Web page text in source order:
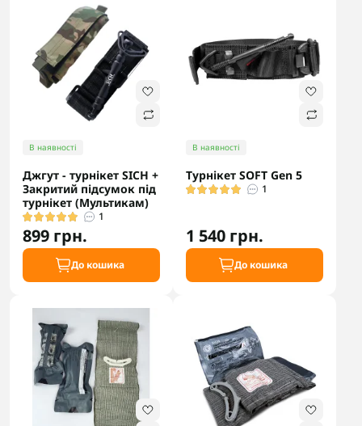
В наявності
Джгут - турнікет SICH +
Закритий підсумок під
турнікет (Мультикам)
1
899 грн.
До кошика
В наявності
Турнікет SOFT Gen 5
1
1 540 грн.
До кошика